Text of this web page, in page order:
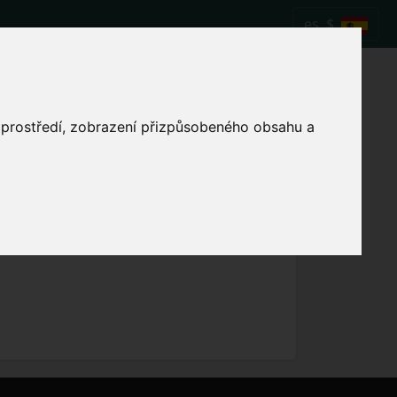
zobrazení přizpůsobeného obsahu a
es $
el partido de